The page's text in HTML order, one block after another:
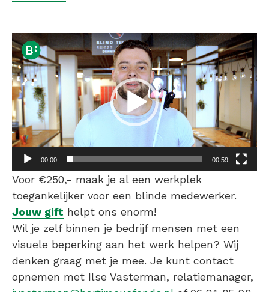
Videospeler
00:00 00:59
Voor €250,- maak je al een werkplek
toegankelijker voor een blinde medewerker.
Jouw gift helpt ons enorm!
Wil je zelf binnen je bedrijf mensen met een
visuele beperking aan het werk helpen? Wij
denken graag met je mee. Je kunt contact
opnemen met Ilse Vasterman, relatiemanager,